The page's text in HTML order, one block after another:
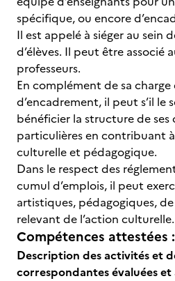
spécifique, ou encore
Il est appelé à siéger au sein
d’élèves. Il peut être associé
professeurs.
En complément de sa charge
d’encadrement, il peut s’il le
bénéficier la structure de
particulières en contribuant
culturelle et pédagogique.
Dans le respect des
cumul d’emplois, il peut
artistiques, pédagogiques,
relevant de l’action culturelle.
Compétences attestées :
Description des activités et
correspondantes évaluées et